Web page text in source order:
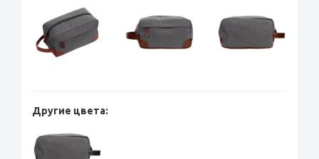
Другие цвета: